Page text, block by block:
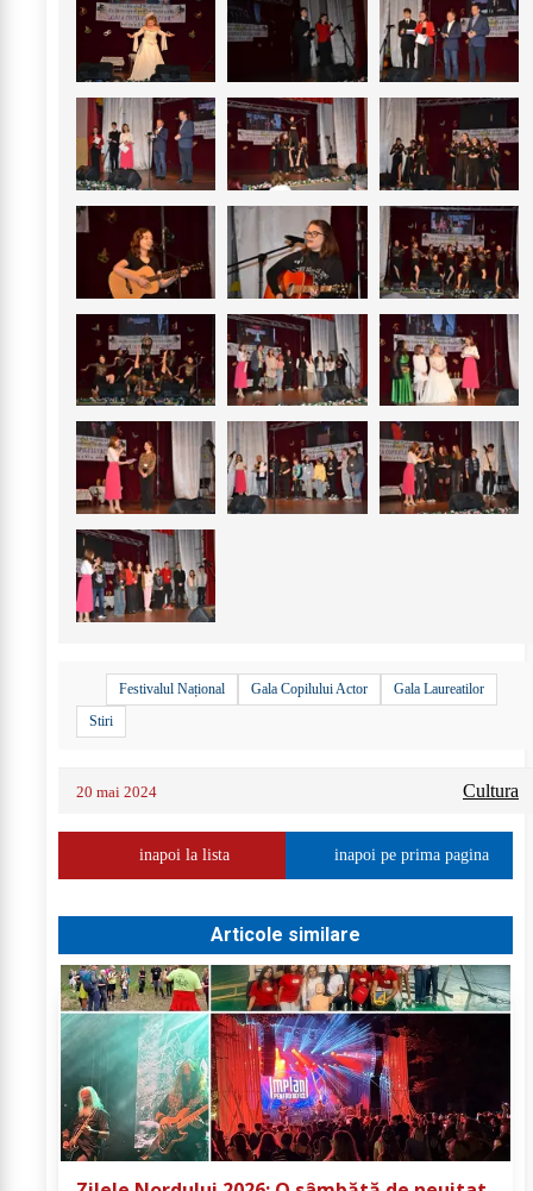
Festivalul Național Gala Copilului Actor
Gala Laureatilor
Stiri
20 mai 2024 Cultura
inapoi la lista inapoi pe prima pagina
Articole similare